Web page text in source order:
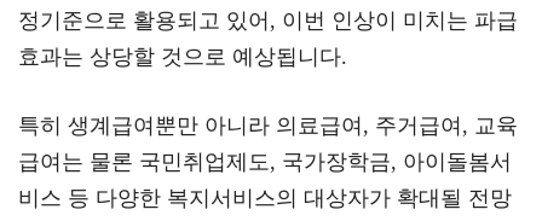
정기준으로 활용되고 있어, 이번 인상이 미치는 파급
효과는 상당할 것으로 예상됩니다.
특히 생계급여뿐만 아니라 의료급여, 주거급여, 교육
급여는 물론 국민취업제도, 국가장학금, 아이돌봄서
비스 등 다양한 복지서비스의 대상자가 확대될 전망